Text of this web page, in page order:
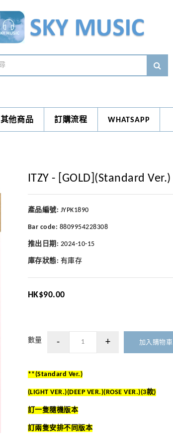
其他商品 訂購流程 WHATSAPP
ITZY - [GOLD](Standard Ver.)
產品編號: JYPK1890
Bar code: 8809954228308
推出日期: 2024-10-15
庫存狀態: 有庫存
HK$90.00
數量 加入購物車
**(Standard Ver.)
(LIGHT VER.)(DEEP VER.)(ROSE VER.)(3款)
訂一隻隨機版本
訂兩隻安排不同版本